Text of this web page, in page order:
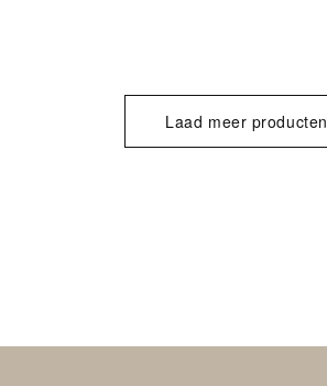
Laad meer producten